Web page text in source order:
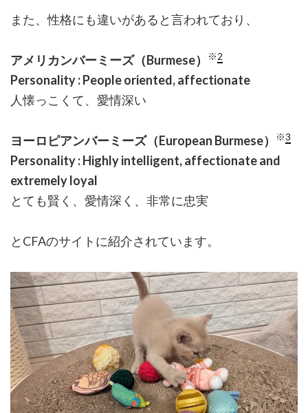
また、性格にも違いがあると言われており、
アメリカンバーミーズ（Burmese） ※2
Personality : People oriented, affectionate
人懐っこくて、愛情深い
ヨーロピアンバーミーズ（European Burmese） ※3
Personality : Highly intelligent, affectionate and
extremely loyal
とても賢く、愛情深く、非常に忠実
とCFAのサイトに紹介されています。